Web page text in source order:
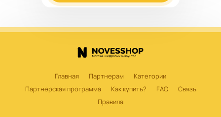
Главная Партнерам
Категории
Партнерская программа
Как купить? FAQ
Связь
Правила